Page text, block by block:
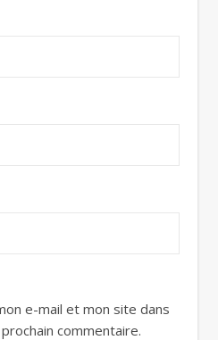
e-mail et mon site dans
commentaire.